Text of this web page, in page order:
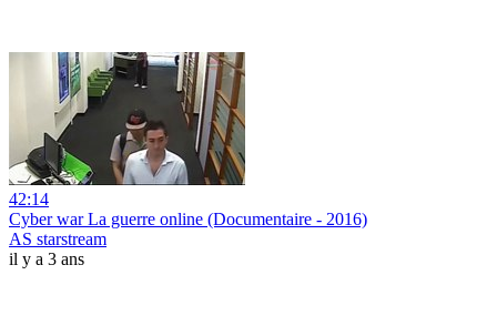
42:14
Cyber war La guerre online (Documentaire - 2016)
AS starstream
il y a 3 ans